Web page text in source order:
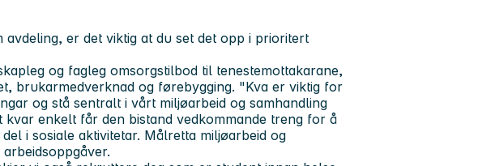
er det viktig at du set det opp i prioritert
og fagleg omsorgstilbod til tenestemottakarane,
brukarmedverknad og førebygging. "Kva er viktig for
og stå sentralt i vårt miljøarbeid og samhandling
kvar enkelt får den bistand vedkommande treng for å
i sosiale aktivitetar. Målretta miljøarbeid og